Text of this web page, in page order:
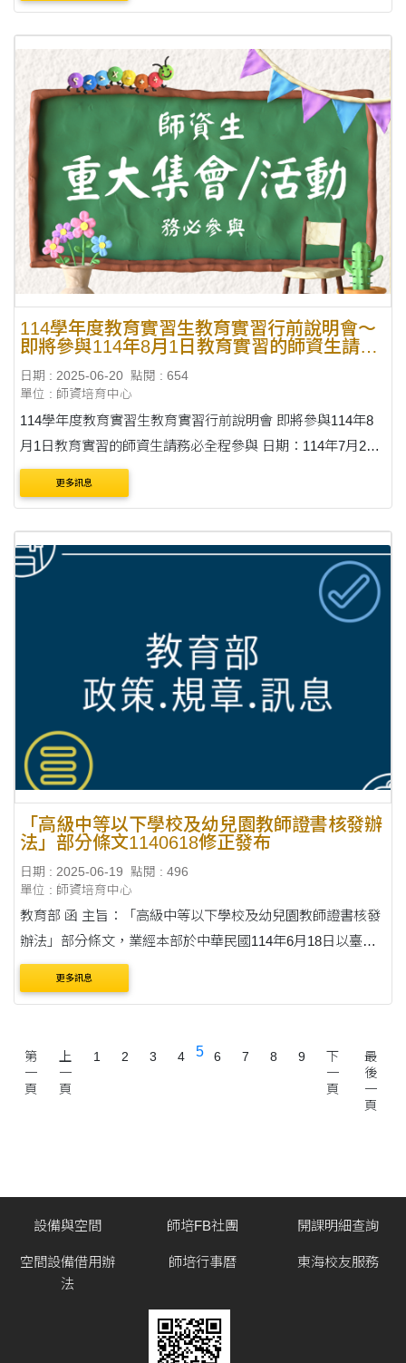
114學年度教育實習生教育實習行前說明會～
即將參與114年8月1日教育實習的師資生請務
日期 : 2025-06-20 點閱 : 654
單位 : 師資培育中心
114學年度教育實習生教育實習行前說明會 即將參與114年8
月1日教育實習的師資生請務必全程參與 日期：114年7月29
日(星期二) 時間：上午9:00～12:00 地點：東大附中教學行
政大樓6樓 師資培育中心A....
更多訊息
「高級中等以下學校及幼兒園教師證書核發辦
法」部分條文1140618修正發布
日期 : 2025-06-19
點閱 : 496
單位 : 師資培育中心
教育部 函 主旨：「高級中等以下學校及幼兒園教師證書核發
辦法」部分條文，業經本部於中華民國114年6月18日以臺教
師（四）字第1142601514A號令修正發布，茲檢送發布令影
更多訊息
第
一
頁
上
一
頁
1 2 3 4 5 6 7 8 9
下
一
頁
最
後
一
頁
設備與空間
空間設備借用辦
法
師培FB社團
師培行事曆
開課明細查詢
東海校友服務